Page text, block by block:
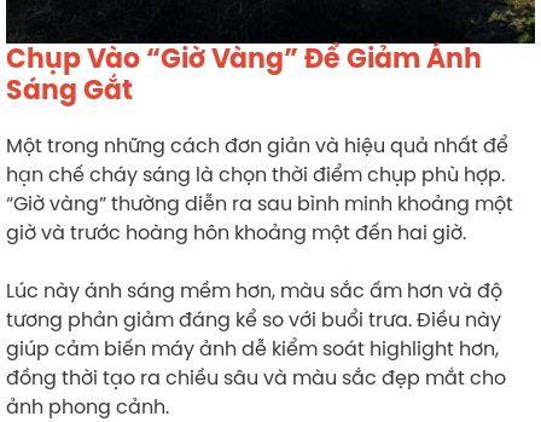
Chụp Vào “Giờ Vàng” Để Giảm Ánh
Sáng Gắt
Một trong những cách đơn giản và hiệu quả nhất để
hạn chế cháy sáng là chọn thời điểm chụp phù hợp.
“Giờ vàng” thường diễn ra sau bình minh khoảng một
giờ và trước hoàng hôn khoảng một đến hai giờ.
Lúc này ánh sáng mềm hơn, màu sắc ấm hơn và độ
tương phản giảm đáng kể so với buổi trưa. Điều này
giúp cảm biến máy ảnh dễ kiểm soát highlight hơn,
đồng thời tạo ra chiều sâu và màu sắc đẹp mắt cho
ảnh phong cảnh.